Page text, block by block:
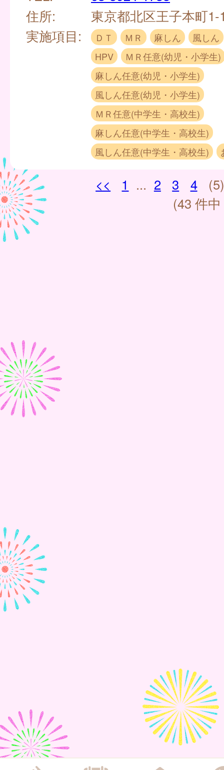
住所:
東京都北区王子本町
実施項目:
ＤＴ ＭＲ 麻しん
風しん
HPV
ＭＲ任意(幼児・小学生)
麻しん任意(幼児・小学生)
風しん任意(幼児・小学生)
ＭＲ任意(中学生・高校生)
麻しん任意(中学生・高校生)
風しん任意(中学生・高校生)
<< 1 ... 2 3 4
(5)
(43 件